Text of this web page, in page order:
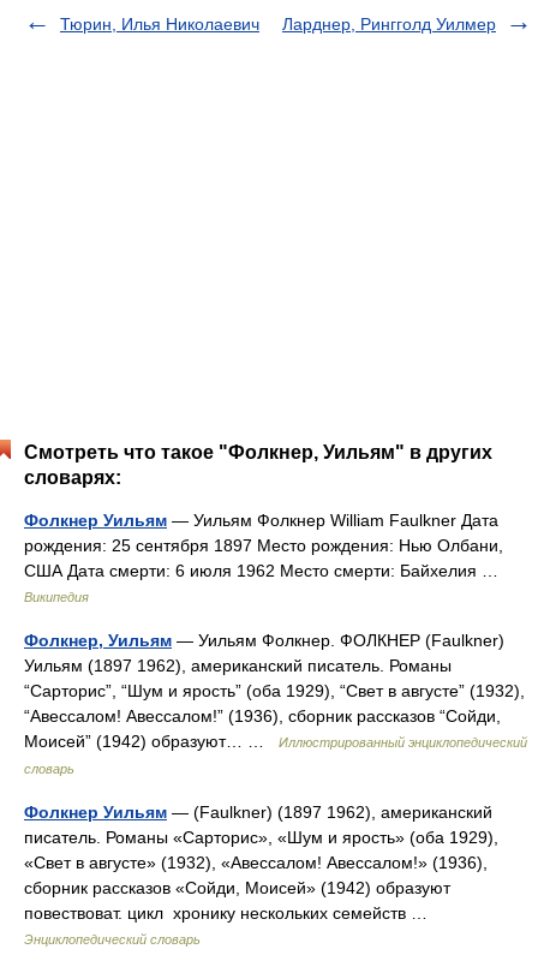
Тюрин, Илья Николаевич
Ларднер, Рингголд Уилмер
Смотреть что такое "Фолкнер, Уильям" в других
словарях:
Фолкнер Уильям — Уильям Фолкнер William Faulkner Дата
рождения: 25 сентября 1897 Место рождения: Нью Олбани,
США Дата смерти: 6 июля 1962 Место смерти: Байхелия …
Википедия
Фолкнер, Уильям — Уильям Фолкнер. ФОЛКНЕР (Faulkner)
Уильям (1897 1962), американский писатель. Романы
“Сарторис”, “Шум и ярость” (оба 1929), “Свет в августе” (1932),
“Авессалом! Авессалом!” (1936), сборник рассказов “Сойди,
Моисей” (1942) образуют… …
Иллюстрированный энциклопедический
словарь
Фолкнер Уильям — (Faulkner) (1897 1962), американский
писатель. Романы «Сарторис», «Шум и ярость» (оба 1929),
«Свет в августе» (1932), «Авессалом! Авессалом!» (1936),
сборник рассказов «Сойди, Моисей» (1942) образуют
повествоват. цикл хронику нескольких семейств …
Энциклопедический словарь